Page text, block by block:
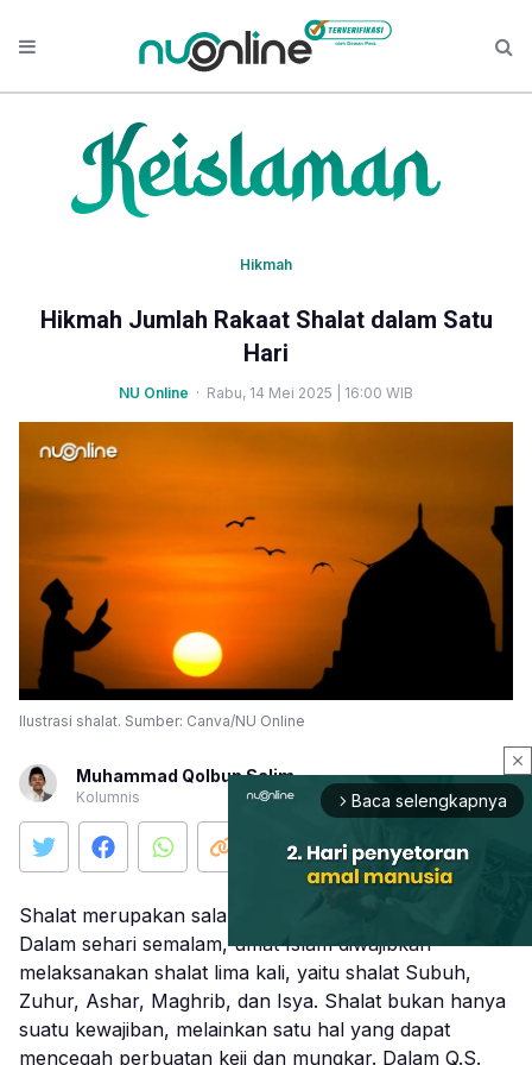
Hikmah
Hikmah Jumlah Rakaat Shalat dalam Satu
Hari
NU Online · Rabu, 14 Mei 2025 | 16:00 WIB
Ilustrasi shalat. Sumber: Canva/NU Online
Muhammad Qolbun Salim
Kolumnis
Shalat merupakan salah satu kewajiban umat Islam.
Dalam sehari semalam, umat Islam diwajibkan
melaksanakan shalat lima kali, yaitu shalat Subuh,
Zuhur, Ashar, Maghrib, dan Isya. Shalat bukan hanya
suatu kewajiban, melainkan satu hal yang dapat
mencegah perbuatan keji dan mungkar. Dalam Q.S.
close
arrow_forward_ios Baca selengkapnya
Mute